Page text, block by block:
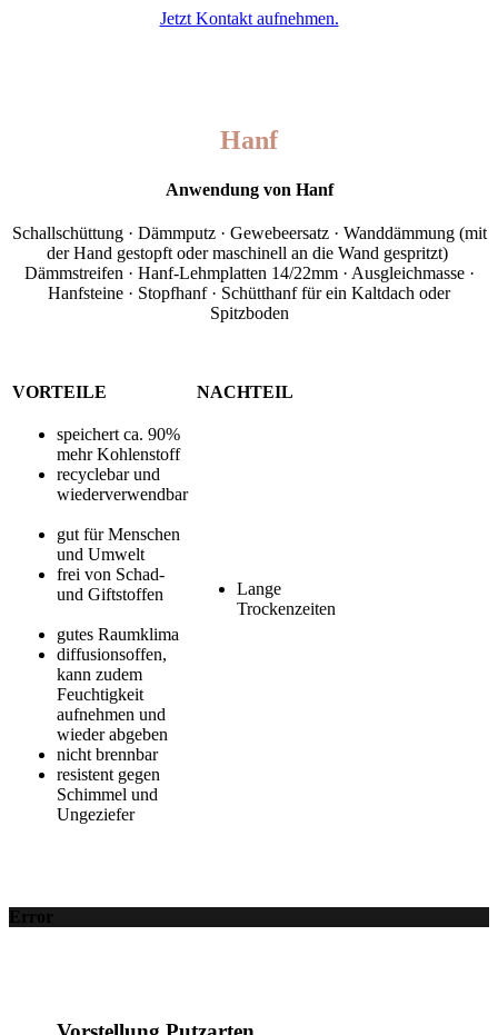
Jetzt Kontakt aufnehmen.
Hanf
Anwendung von Hanf
Schallschüttung · Dämmputz · Gewebeersatz · Wanddämmung (mit
der Hand gestopft oder maschinell an die Wand gespritzt)
Dämmstreifen · Hanf-Lehmplatten 14/22mm · Ausgleichmasse ·
Hanfsteine · Stopfhanf · Schütthanf für ein Kaltdach oder
Spitzboden
VORTEILE NACHTEIL
speichert ca. 90%
mehr Kohlenstoff
recyclebar und
wiederverwendbar
gut für Menschen
und Umwelt
frei von Schad-
und Giftstoffen
gutes Raumklima
diffusionsoffen,
kann zudem
Feuchtigkeit
aufnehmen und
wieder abgeben
nicht brennbar
resistent gegen
Schimmel und
Ungeziefer
Lange
Trockenzeiten
Error